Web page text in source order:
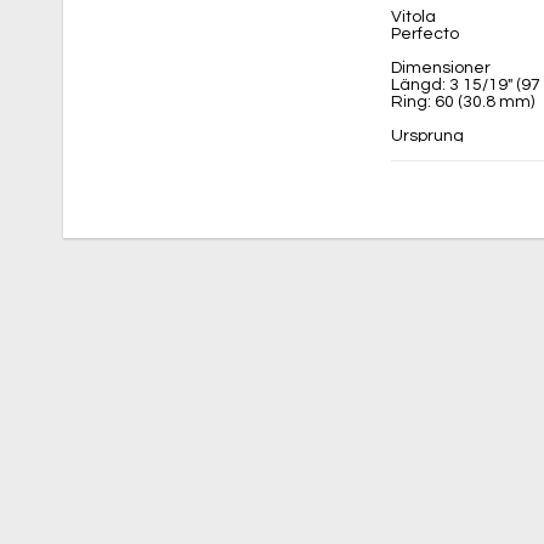
Vitola
Perfecto
Dimensioner
Längd: 3 15/19" (97
Ring: 60 (30.8 mm)
Ursprung